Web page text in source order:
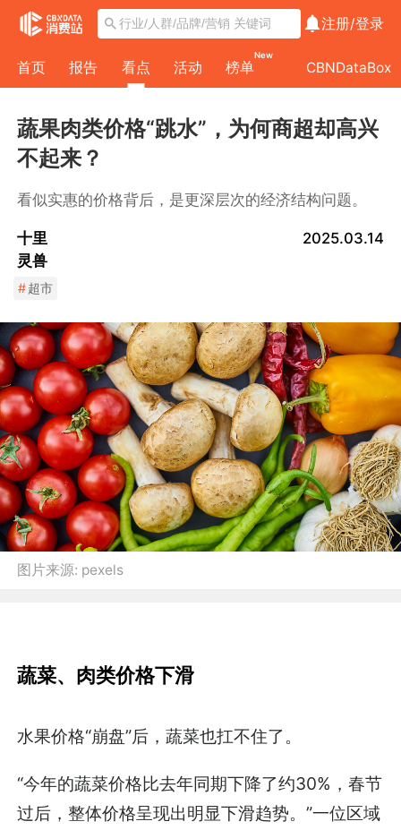
注册/登录
首页 报告 看点 活动 榜单
New
CBNDataBox
蔬果肉类价格“跳水”，为何商超却高兴
不起来？
看似实惠的价格背后，是更深层次的经济结构问题。
十里
灵兽
2025.03.14
#超市
图片来源: pexels
蔬菜、肉类价格下滑
水果价格“崩盘”后，蔬菜也扛不住了。
“今年的蔬菜价格比去年同期下降了约30%，春节
过后，整体价格呈现出明显下滑趋势。”一位区域